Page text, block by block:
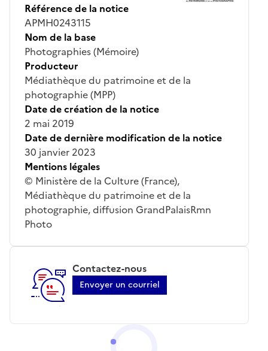
Référence de la notice
APMH0243115
Nom de la base
Photographies (Mémoire)
Producteur
Médiathèque du patrimoine et de la
photographie (MPP)
Date de création de la notice
2 mai 2019
Date de dernière modification de la notice
30 janvier 2023
Mentions légales
© Ministère de la Culture (France),
Médiathèque du patrimoine et de la
photographie, diffusion GrandPalaisRmn
Photo
Contactez-nous
Envoyer un courriel